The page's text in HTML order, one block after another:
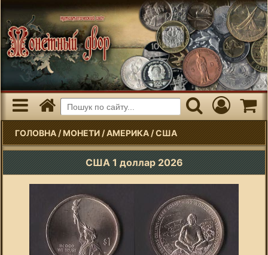
ГОЛОВНА/МОНЕТИ/АМЕРИКА/США
США 1 доллар 2026